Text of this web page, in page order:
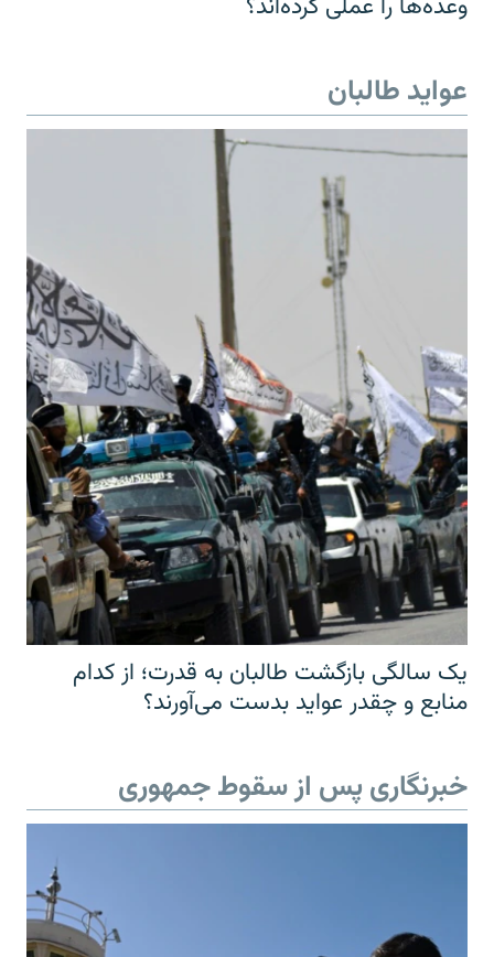
عواید طالبان
یک سالگی بازگشت طالبان به قدرت؛ از کدام
منابع و چقدر عواید بدست می‌آورند؟
خبرنگاری پس از سقوط جمهوری